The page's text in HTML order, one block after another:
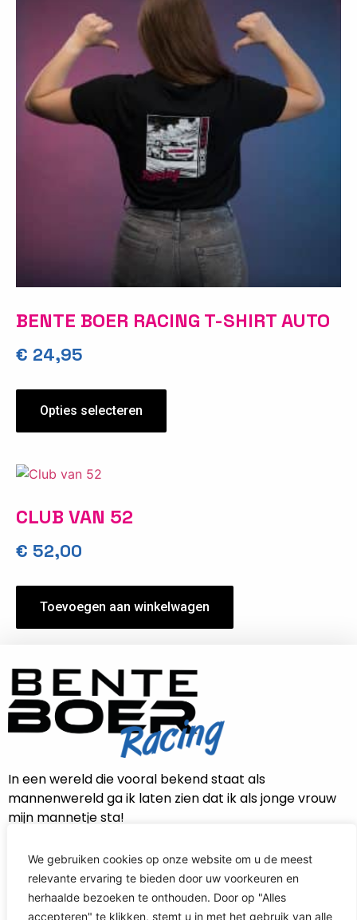
We gebruiken cookies op onze website om u de meest
relevante ervaring te bieden door uw voorkeuren en
herhaalde bezoeken te onthouden. Door op "Alles
accepteren" te klikken, stemt u in met het gebruik van alle
BENTE BOER RACING T-SHIRT AUTO
€ 24,95
Opties selecteren
CLUB VAN 52
€ 52,00
Toevoegen aan winkelwagen
In een wereld die vooral bekend staat als
mannenwereld ga ik laten zien dat ik als jonge vrouw
mijn mannetje sta!
CONTACT INFORMATIE